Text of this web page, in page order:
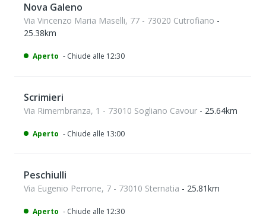
Nova Galeno
Via Vincenzo Maria Maselli, 77 - 73020 Cutrofiano -
25.38km
Aperto - Chiude alle 12:30
Scrimieri
Via Rimembranza, 1 - 73010 Sogliano Cavour - 25.64km
Aperto - Chiude alle 13:00
Peschiulli
Via Eugenio Perrone, 7 - 73010 Sternatia - 25.81km
Aperto - Chiude alle 12:30